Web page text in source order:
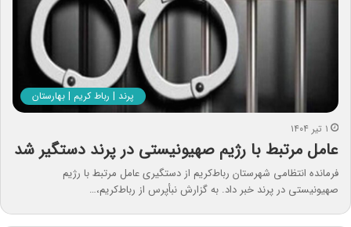
پرند | رباط کریم | بهارستان
۱ تیر ۱۴۰۴
عامل مرتبط با رژیم صهیونیستی در پرند دستگير شد
فرمانده انتظامی شهرستان رباط‌کریم از دستگيری عامل مرتبط با رژیم
صهیونیستی در پرند خبر داد. به گزارش نبأپرس از رباط‌کریم،…